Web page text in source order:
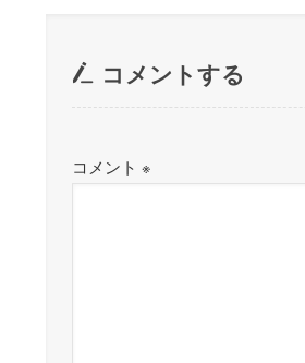
コメントする
コメント※